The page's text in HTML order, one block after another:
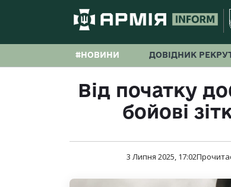
#НОВИНИ ДОВІДНИК
Від початку
бойові
3 Липня 2025, 17:02